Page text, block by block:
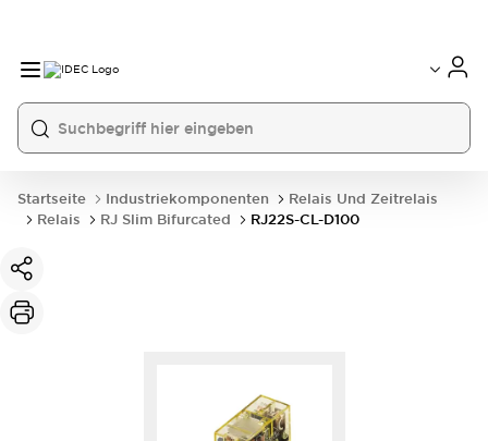
Startseite Industriekomponenten
Relais Und Zeitrelais
Relais
RJ Slim Bifurcated RJ22S-CL-D100